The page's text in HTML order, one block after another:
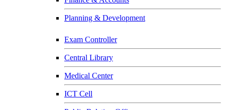
Planning & Development
Exam Controller
Central Library
Medical Center
ICT Cell